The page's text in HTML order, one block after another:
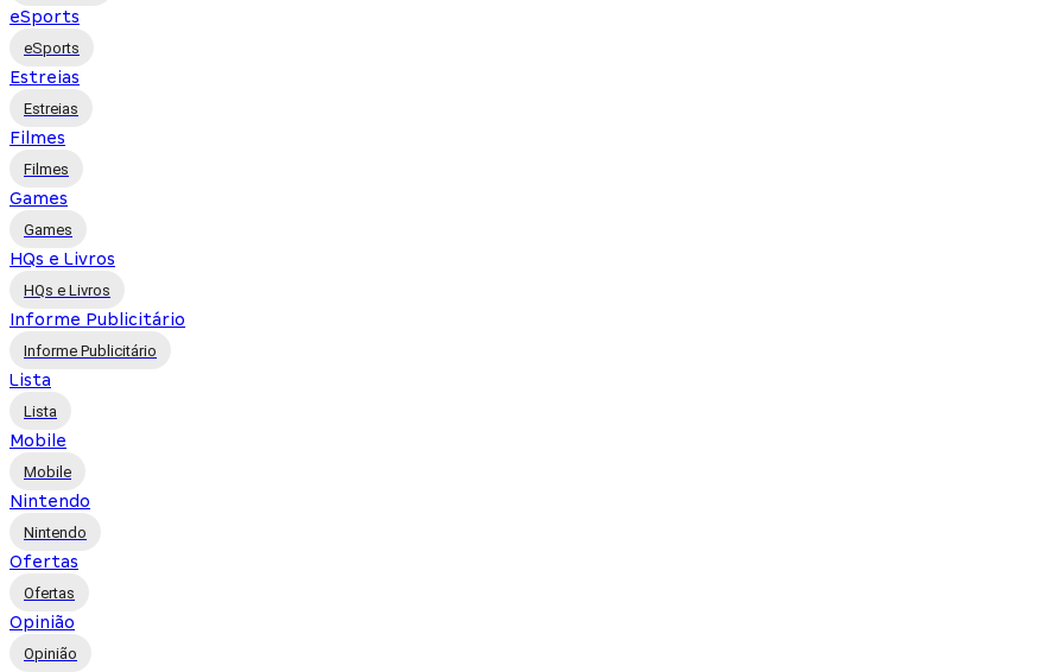
eSports
eSports
Estreias
Estreias
Filmes
Filmes
Games
Games
HQs e Livros
HQs e Livros
Informe Publicitário
Informe Publicitário
Lista
Lista
Mobile
Mobile
Nintendo
Nintendo
Ofertas
Ofertas
Opinião
Opinião